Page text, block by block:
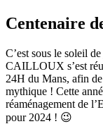
Centenaire
C’est sous le soleil
CAILLOUX s’est
24H du Mans, afin
mythique ! Cette
réaménagement de
pour 2024 ! 😉